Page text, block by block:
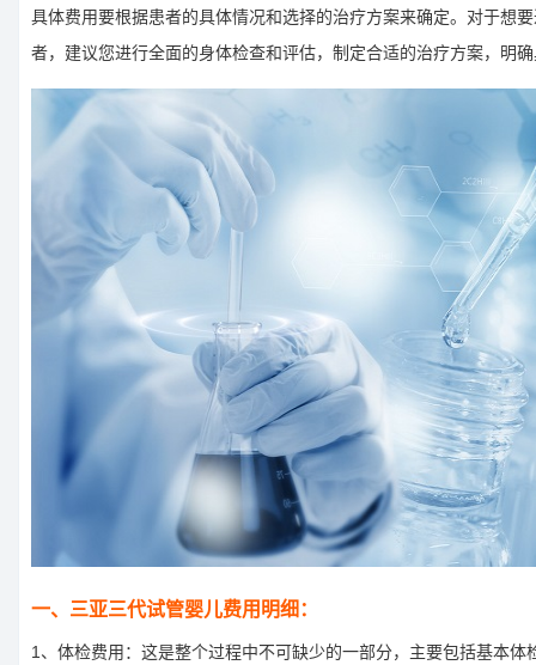
具体费用要根据患者的具体情况和选择的治疗方案来确定。对于想
者，建议您进行全面的身体检查和评估，制定合适的治疗方案，明
一、三亚三代试管婴儿费用明细：
1、体检费用：这是整个过程中不可缺少的一部分，主要包括基本体